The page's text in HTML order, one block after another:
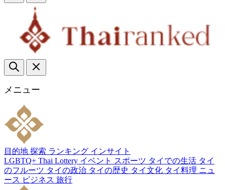
メニュー
目的地 探索 ランキング インサイト
LGBTQ+ Thai Lottery イベント スポーツ タイでの生活 タイ
のフルーツ タイの政治 タイの歴史 タイ文化 タイ料理 ニュ
ース ビジネス 旅行